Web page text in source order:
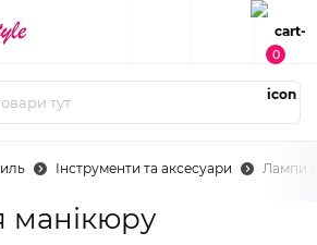
0
Інструменти та аксесуари Лампи
манікюру